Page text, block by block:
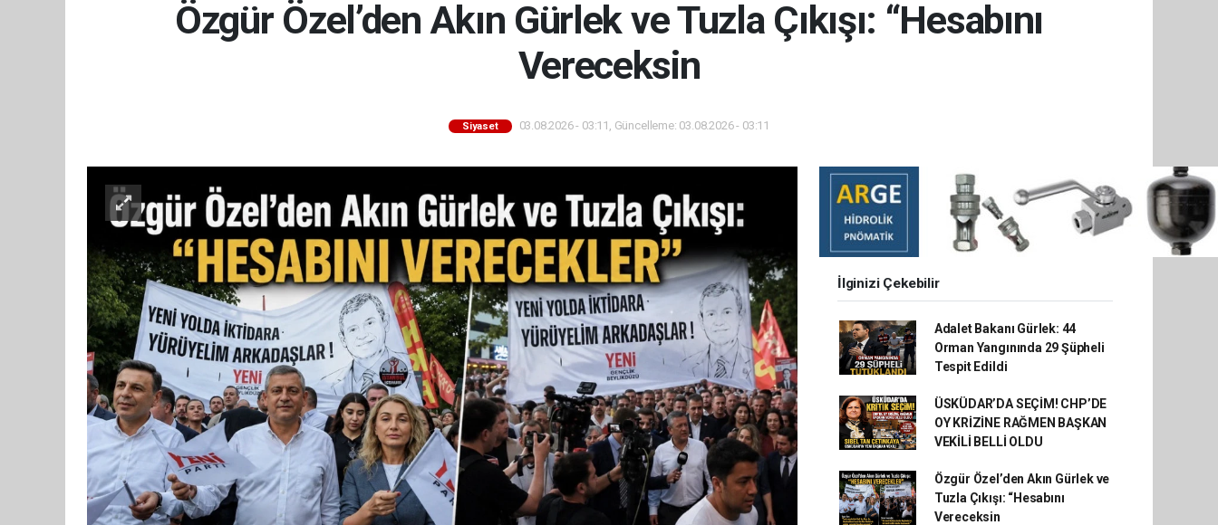
Özgür Özel’den Akın Gürlek ve Tuzla Çıkışı: “Hesabını
Vereceksin
Siyaset 03.08.2026 - 03:11, Güncelleme: 03.08.2026 - 03:11
İlginizi Çekebilir
Adalet Bakanı Gürlek: 44
Orman Yangınında 29 Şüpheli
Tespit Edildi
ÜSKÜDAR’DA SEÇİM! CHP’DE
OY KRİZİNE RAĞMEN BAŞKAN
VEKİLİ BELLİ OLDU
Özgür Özel’den Akın Gürlek ve
Tuzla Çıkışı: “Hesabını
Vereceksin